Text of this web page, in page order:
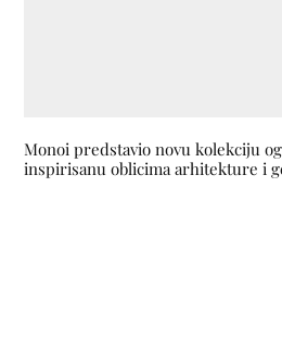
Monoi predstavio novu kolekciju
inspirisanu oblicima arhitekture i